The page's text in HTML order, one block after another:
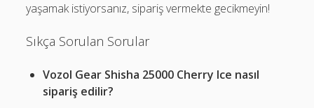
yaşamak istiyorsanız, sipariş vermekte gecikmeyin!
Sıkça Sorulan Sorular
Vozol Gear Shisha 25000 Cherry Ice nasıl
sipariş edilir?